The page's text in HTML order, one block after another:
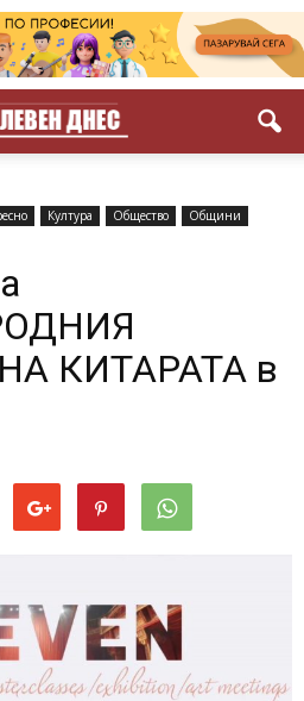
Култура Общество
Общини
КИТАРАТА в